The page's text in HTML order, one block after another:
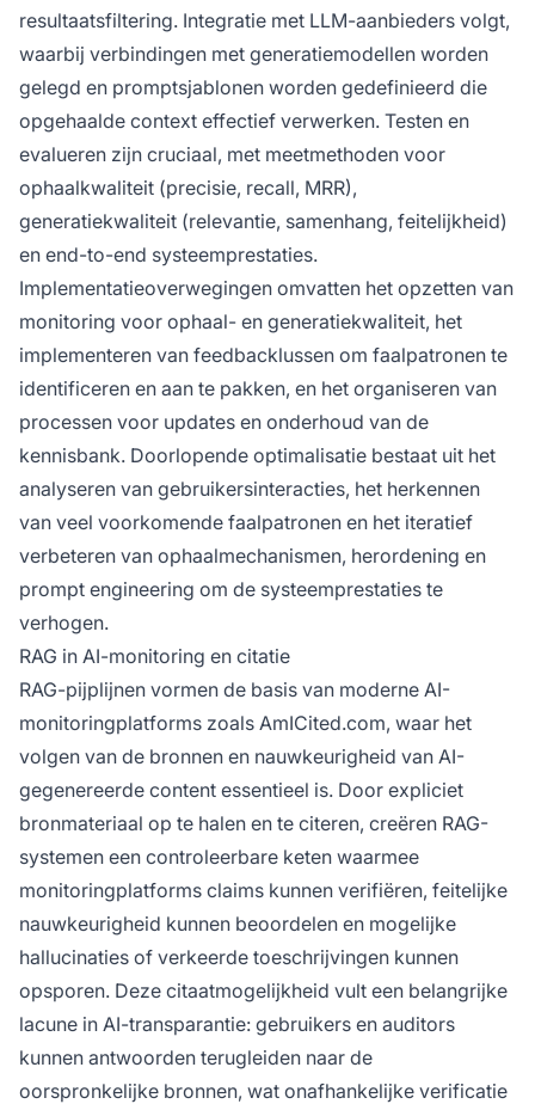
resultaatsfiltering. Integratie met LLM-aanbieders volgt,
waarbij verbindingen met generatiemodellen worden
gelegd en promptsjablonen worden gedefinieerd die
opgehaalde context effectief verwerken. Testen en
evalueren zijn cruciaal, met meetmethoden voor
ophaalkwaliteit (precisie, recall, MRR),
generatiekwaliteit (relevantie, samenhang, feitelijkheid)
en end-to-end systeemprestaties.
Implementatieoverwegingen omvatten het opzetten van
monitoring voor ophaal- en generatiekwaliteit, het
implementeren van feedbacklussen om faalpatronen te
identificeren en aan te pakken, en het organiseren van
processen voor updates en onderhoud van de
kennisbank. Doorlopende optimalisatie bestaat uit het
analyseren van gebruikersinteracties, het herkennen
van veel voorkomende faalpatronen en het iteratief
verbeteren van ophaalmechanismen, herordening en
prompt engineering om de systeemprestaties te
verhogen.
RAG in AI-monitoring en citatie
RAG-pijplijnen vormen de basis van moderne AI-
monitoringplatforms zoals AmICited.com, waar het
volgen van de bronnen en nauwkeurigheid van AI-
gegenereerde content essentieel is. Door expliciet
bronmateriaal op te halen en te citeren, creëren RAG-
systemen een controleerbare keten waarmee
monitoringplatforms claims kunnen verifiëren, feitelijke
nauwkeurigheid kunnen beoordelen en mogelijke
hallucinaties of verkeerde toeschrijvingen kunnen
opsporen. Deze citaatmogelijkheid vult een belangrijke
lacune in AI-transparantie: gebruikers en auditors
kunnen antwoorden terugleiden naar de
oorspronkelijke bronnen, wat onafhankelijke verificatie